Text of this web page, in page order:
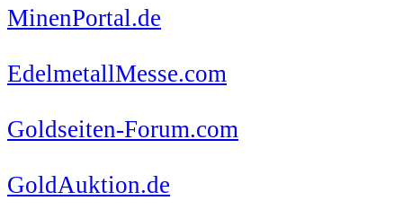
MinenPortal.de
EdelmetallMesse.com
Goldseiten-Forum.com
GoldAuktion.de